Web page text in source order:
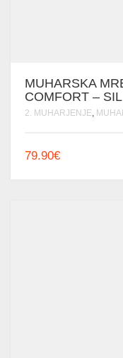
MUHARSKA
COMFORT –
2. MUHARJENJE,
79.90€